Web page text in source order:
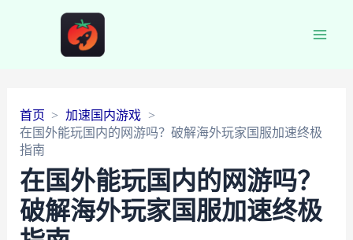
首页
加速国内游戏
在国外能玩国内的网游吗？破解海外玩家国服加速终极
指南
在国外能玩国内的网游吗？
破解海外玩家国服加速终极